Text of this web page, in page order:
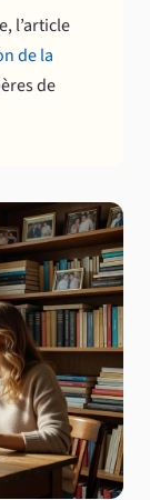
l’article
de la
de